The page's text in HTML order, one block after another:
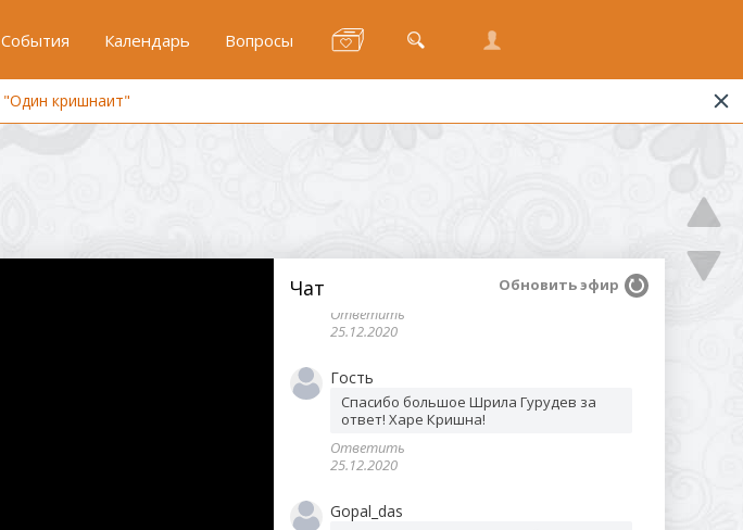
События Календарь Вопросы
"Один кришнаит"
Чат Обновить эфир
Ответить
25.12.2020
Гость
Ответить
25.12.2020
Гость
Спасибо большое Шрила Гурудев за
ответ! Харе Кришна!
Ответить
25.12.2020
Gopal_das